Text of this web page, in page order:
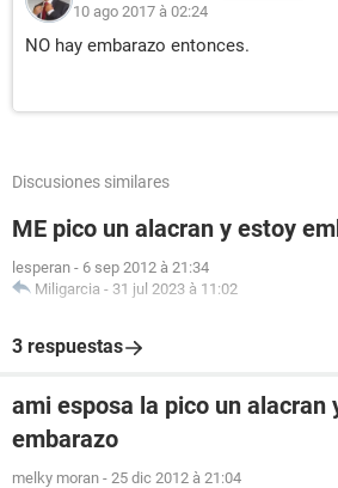
10 ago 2017 à 02:24
NO hay embarazo entonces.
Discusiones similares
ME pico un alacran y estoy
lesperan - 6 sep 2012 à 21:34
Miligarcia - 31 jul 2023 à 11:02
3 respuestas
ami esposa la pico un alacran
embarazo
melky moran - 25 dic 2012 à 21:04